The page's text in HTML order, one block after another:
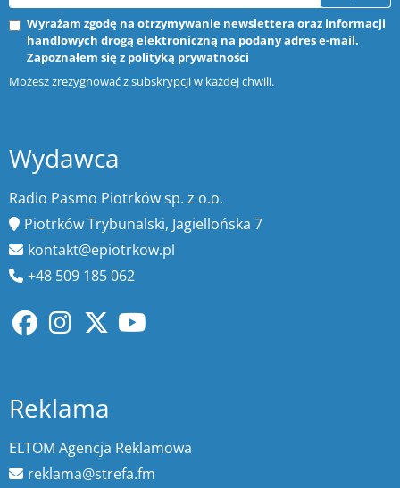
Wyrażam zgodę na otrzymywanie newslettera oraz informacji
handlowych drogą elektroniczną na podany adres e-mail.
Zapoznałem się z polityką prywatności
Możesz zrezygnować z subskrypcji w każdej chwili.
Wydawca
Radio Pasmo Piotrków sp. z o.o.
Piotrków Trybunalski, Jagiellońska 7
kontakt@epiotrkow.pl
+48 509 185 062
Reklama
ELTOM Agencja Reklamowa
reklama@strefa.fm